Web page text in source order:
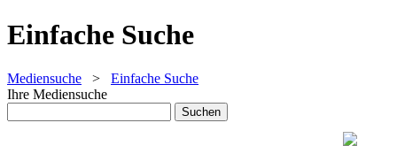
Einfache Suche
Mediensuche > Einfache Suche
Ihre Mediensuche